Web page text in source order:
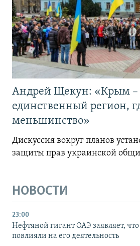
Андрей Щекун: «Крым –
единственный регион,
меньшинство»
Дискуссия вокруг планов
защиты прав украинской
НОВОСТИ
23:00
Нефтяной гигант ОАЭ заявляет,
повлияли на его деятельность